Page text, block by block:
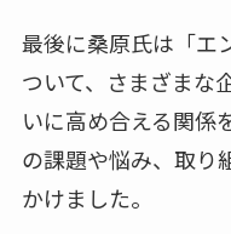
最後に桑原氏は「エ
ついて、さまざまな
いに高め合える関係
の課題や悩み、取り
かけました。